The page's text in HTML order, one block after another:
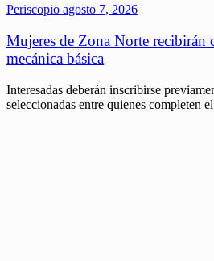
Periscopio agosto 7, 2026
Mujeres de Zona Norte recibirán
mecánica básica
Interesadas deberán inscribirse
seleccionadas entre quienes completen